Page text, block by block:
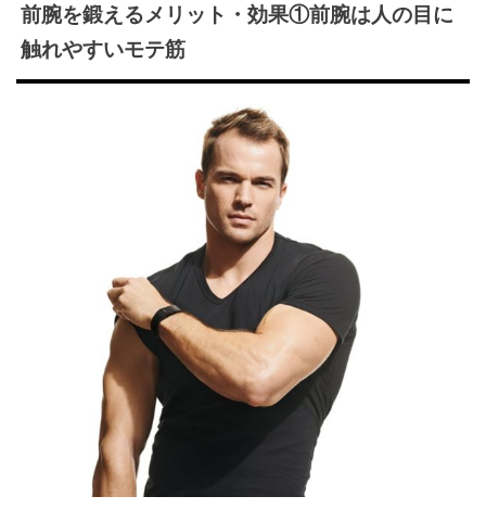
前腕を鍛えるメリット・効果①前腕は人の目に
触れやすいモテ筋